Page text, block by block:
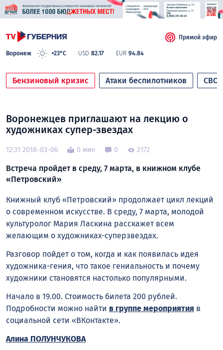
Воронеж +23°C USD 82.17 EUR 94.84
Прямой эфир
Бензиновый кризис Атаки беспилотников СВО
Воронежцев приглашают на лекцию о
художниках супер-звездах
12:31 2018-03-06 0 мин 0 2172
Встреча пройдет в среду, 7 марта, в книжном клубе
«Петровский»
Книжный клуб «Петровский» продолжает цикл лекций
о современном искусстве. В среду, 7 марта, молодой
культуролог Мария Ласкина расскажет всем
желающим о художниках-суперзвездах.
Разговор пойдет о том, когда и как появилась идея
художника-гения, что такое гениальность и почему
художники становятся настолько популярными.
Начало в 19.00. Стоимость билета 200 рублей.
Подробности можно найти в группе мероприятия в
социальной сети «ВКонтакте».
Алина ПОЛУНЧУКОВА